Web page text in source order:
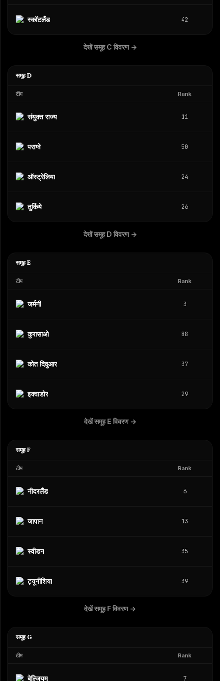
स्कॉटलैंड 42
देखें समूह C विवरण→
समूह D
टीम Rank
संयुक्त राज्य 11
पराग्वे 50
ऑस्ट्रेलिया 24
तुर्किये 26
देखें समूह D विवरण→
समूह E
टीम Rank
जर्मनी 3
कुरासाओ 88
कोत दिवुआर 37
इक्वाडोर 29
देखें समूह E विवरण→
समूह F
टीम Rank
नीदरलैंड 6
जापान 13
स्वीडन 35
ट्यूनीशिया 39
देखें समूह F विवरण→
समूह G
टीम Rank
बेल्जियम 7